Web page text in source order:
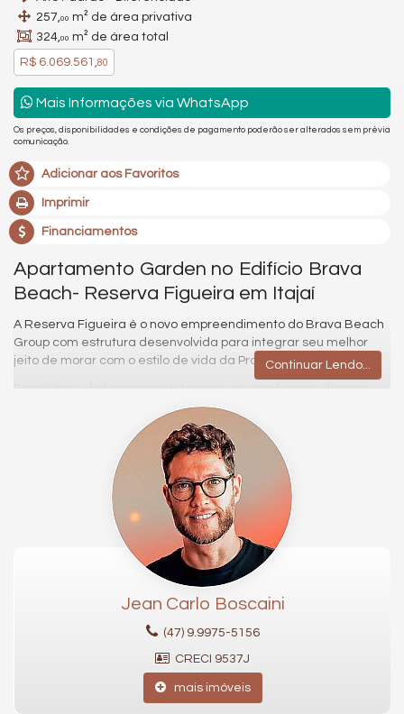
257,00 m² de área privativa
324,00 m² de área total
R$ 6.069.561,80
Mais Informações via WhatsApp
Os preços, disponibilidades e condições de pagamento poderão ser alterados sem prévia
comunicação.
Adicionar aos Favoritos
Imprimir
Financiamentos
Apartamento Garden no Edifício Brava
Beach- Reserva Figueira em Itajaí
A Reserva Figueira é o novo empreendimento do Brava Beach
Group com estrutura desenvolvida para integrar seu melhor
jeito de morar com o estilo de vida da Praia Brava
Possui área de lazer completa para que você possa dispor a
amigos e familiares os melhores momentos
Ter um lar pra chamar de seu a alguns passos do mar, e ainda
aproveitar todo conforto e sofisticação deste empreendimento
257m² de área privativa
Living integrado com sala de estar e sala de jantar
03 vagas de garagem
Continuar Lendo...
Jean Carlo Boscaini
(47) 9.9975-5156
CRECI 9537J
mais imóveis